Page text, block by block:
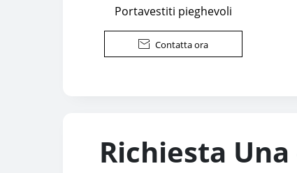
Portavestiti pieghevoli
 Contatta ora
Richiesta